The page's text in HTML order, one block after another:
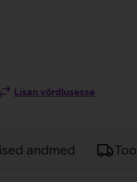
Lisan võrdlusesse
andmed